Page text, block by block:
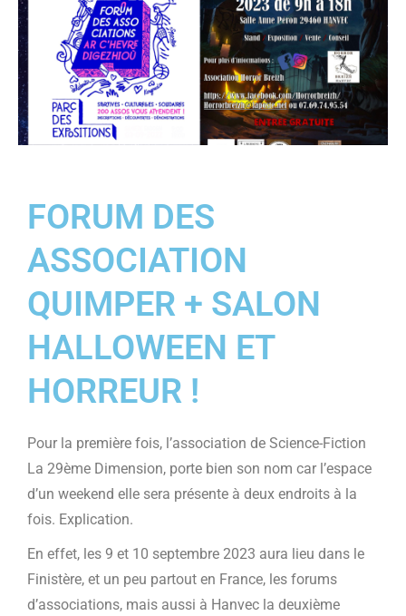
FORUM DES
ASSOCIATION
QUIMPER + SALON
HALLOWEEN ET
HORREUR !
Pour la première fois, l’association de Science-Fiction
La 29ème Dimension, porte bien son nom car l’espace
d’un weekend elle sera présente à deux endroits à la
fois. Explication.
En effet, les 9 et 10 septembre 2023 aura lieu dans le
Finistère, et un peu partout en France, les forums
d’associations, mais aussi à Hanvec la deuxième